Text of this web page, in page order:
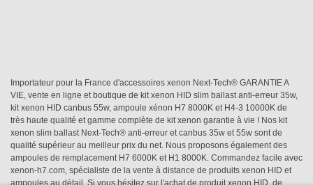
Importateur pour la France d'accessoires xenon Next-Tech® GARANTIE A
VIE, vente en ligne et boutique de kit xenon HID slim ballast anti-erreur 35w,
kit xenon HID canbus 55w, ampoule xénon H7 8000K et H4-3 10000K de
très haute qualité et gamme complète de kit xenon garantie à vie ! Nos kit
xenon slim ballast Next-Tech® anti-erreur et canbus 35w et 55w sont de
qualité supérieur au meilleur prix du net. Nous proposons également des
ampoules de remplacement H7 6000K et H1 8000K. Commandez facile avec
xenon-h7.com, spécialiste de la vente à distance de produits xenon HID et